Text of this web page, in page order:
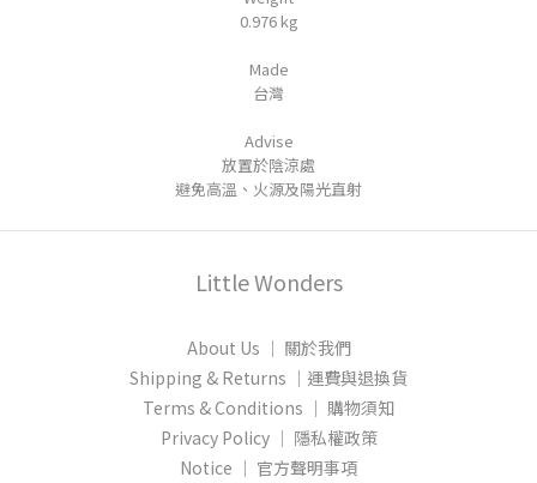
0.976 kg
Made
台灣
Advise
放置於陰涼處
避免高溫、火源及陽光直射
Little Wonders
About Us │ 關於我們
Shipping & Returns │運費與退換貨
Terms & Conditions │ 購物須知
Privacy Policy │ 隱私權政策
Notice │ 官方聲明事項